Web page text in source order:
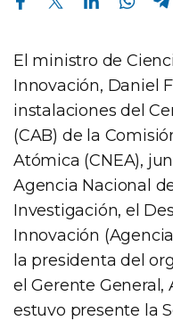
El ministro de
Innovación, Daniel
instalaciones del
(CAB) de la
Atómica (CNEA),
Agencia Nacional
Investigación, el
Innovación
la presidenta del
el Gerente General,
estuvo presente la